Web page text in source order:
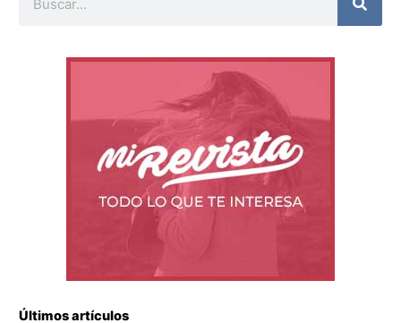
Últimos artículos